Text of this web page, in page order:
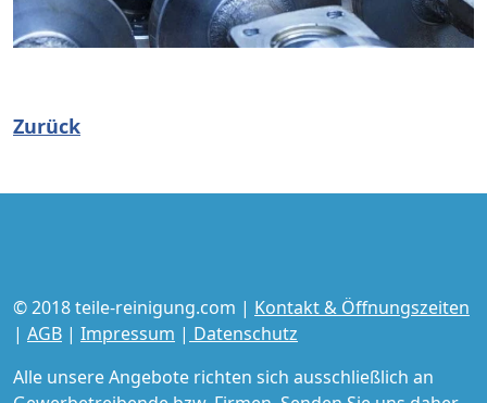
Zurück
© 2018 teile-reinigung.com | Kontakt & Öffnungszeiten
| AGB | Impressum | Datenschutz
Alle unsere Angebote richten sich ausschließlich an